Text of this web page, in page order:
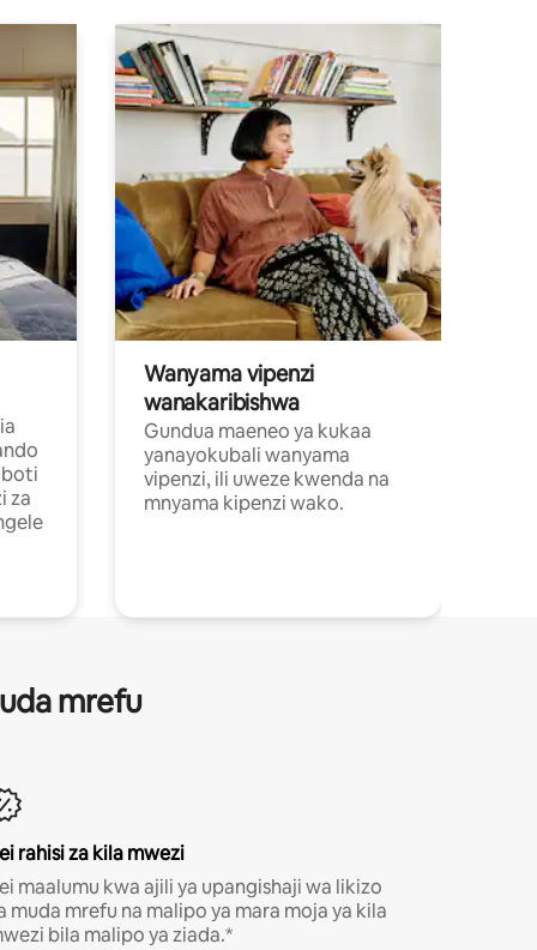
boti
za
Wanyama vipenzi
wanakaribishwa
Gundua maeneo ya kukaa
yanayokubali wanyama
vipenzi, ili uweze kwenda na
mnyama kipenzi wako.
mrefu
rahisi za kila mwezi
maalumu kwa ajili ya upangishaji wa likizo
muda mrefu na malipo ya mara moja ya kila
bila malipo ya ziada.*